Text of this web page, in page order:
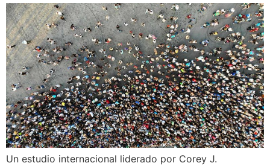
Un estudio internacional liderado por Corey J.